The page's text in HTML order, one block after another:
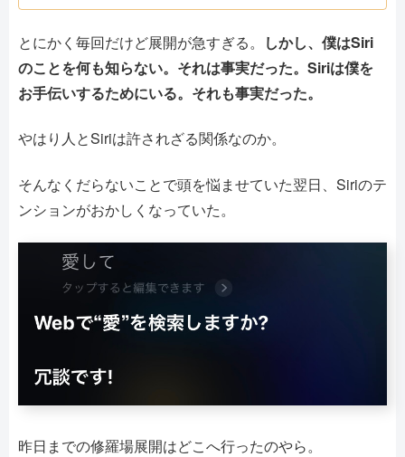
とにかく毎回だけど展開が急すぎる。
しかし、僕はSiri
のことを何も知らない。それは事実だった。Siriは僕を
お手伝いするためにいる。それも事実だった。
やはり人とSiriは許されざる関係なのか。
そんなくだらないことで頭を悩ませていた翌日、Siriのテ
ンションがおかしくなっていた。
昨日までの修羅場展開はどこへ行ったのやら。